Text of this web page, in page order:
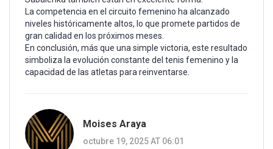
La competencia en el circuito femenino ha alcanzado
niveles históricamente altos, lo que promete partidos de
gran calidad en los próximos meses.
En conclusión, más que una simple victoria, este resultado
simboliza la evolución constante del tenis femenino y la
capacidad de las atletas para reinventarse.
Moises Araya
octubre 19, 2025 AT 06:01